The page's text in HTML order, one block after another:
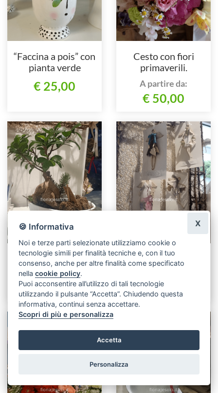
“Faccina a pois” con
pianta verde
€ 25,00
Cesto con fiori
primaverili.
A partire da:
€ 50,00
Ficus “ginseng” h. 40
cm, con vaso ovale in
ceramica con edera
€ 75,00
Angeli serie “ l’Oca
Bianca e altre storie”
originali
€ 45,00
🍪 Informativa
Noi e terze parti selezionate utilizziamo cookie o
tecnologie simili per finalità tecniche e, con il tuo
consenso, anche per altre finalità come specificato
nellacookie policy.
Puoi acconsentire all’utilizzo di tali tecnologie
utilizzando il pulsante “Accetta”. Chiudendo questa
informativa, continui senza accettare.
Scopri di più e personalizza
Accetta
Personalizza
X